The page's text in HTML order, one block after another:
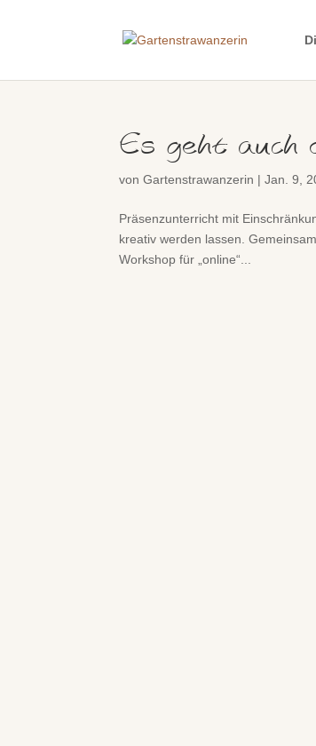
Es geht auch
vonGartenstrawanzerin |Jan. 9,
Präsenzunterricht mit
kreativ werden lassen.
Workshop für „online“...